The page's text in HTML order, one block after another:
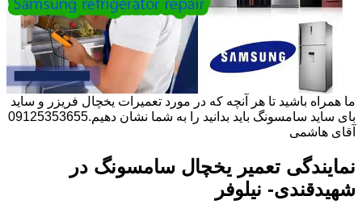
ما همراه باشید تا هر آنچه که در مورد تعمیرات یخچال فریزر و ساید
بای ساید سامسونگ باید بدانید را به شما نشان دهیم.09125353655
آقای هاشمی
نمایندگی تعمیر یخچال سامسونگ در
شهیدقندی- نیلوفر